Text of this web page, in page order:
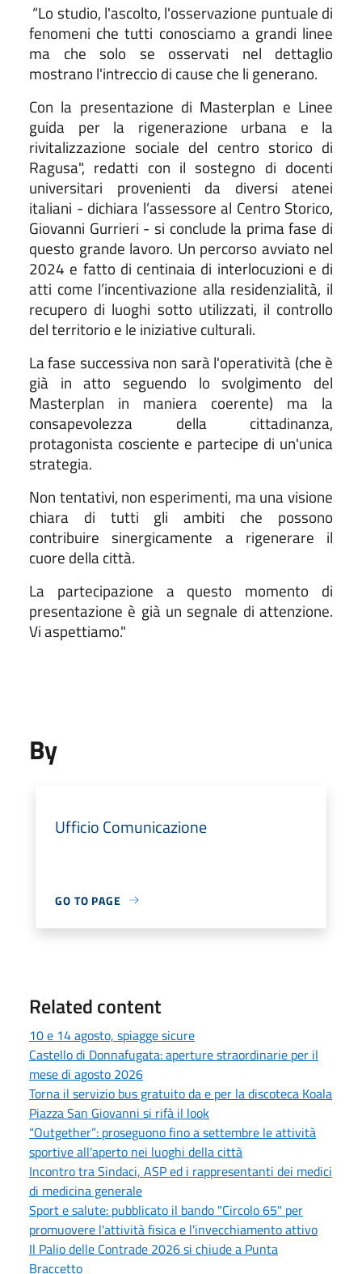
“Lo studio, l'ascolto, l'osservazione puntuale di
fenomeni che tutti conosciamo a grandi linee
ma che solo se osservati nel dettaglio
mostrano l'intreccio di cause che li generano.
Con la presentazione di Masterplan e Linee
guida per la rigenerazione urbana e la
rivitalizzazione sociale del centro storico di
Ragusa", redatti con il sostegno di docenti
universitari provenienti da diversi atenei
italiani - dichiara l’assessore al Centro Storico,
Giovanni Gurrieri - si conclude la prima fase di
questo grande lavoro. Un percorso avviato nel
2024 e fatto di centinaia di interlocuzioni e di
atti come l’incentivazione alla residenzialità, il
recupero di luoghi sotto utilizzati, il controllo
del territorio e le iniziative culturali.
La fase successiva non sarà l'operatività (che è
già in atto seguendo lo svolgimento del
Masterplan in maniera coerente) ma la
consapevolezza della cittadinanza,
protagonista cosciente e partecipe di un'unica
strategia.
Non tentativi, non esperimenti, ma una visione
chiara di tutti gli ambiti che possono
contribuire sinergicamente a rigenerare il
cuore della città.
La partecipazione a questo momento di
presentazione è già un segnale di attenzione.
Vi aspettiamo."
By
Ufficio Comunicazione
GO TO PAGE
Related content
10 e 14 agosto, spiagge sicure
Castello di Donnafugata: aperture straordinarie per il
mese di agosto 2026
Torna il servizio bus gratuito da e per la discoteca Koala
Piazza San Giovanni si rifà il look
“Outgether”: proseguono fino a settembre le attività
sportive all'aperto nei luoghi della città
Incontro tra Sindaci, ASP ed i rappresentanti dei medici
di medicina generale
Sport e salute: pubblicato il bando "Circolo 65" per
promuovere l'attività fisica e l'invecchiamento attivo
Il Palio delle Contrade 2026 si chiude a Punta
Braccetto